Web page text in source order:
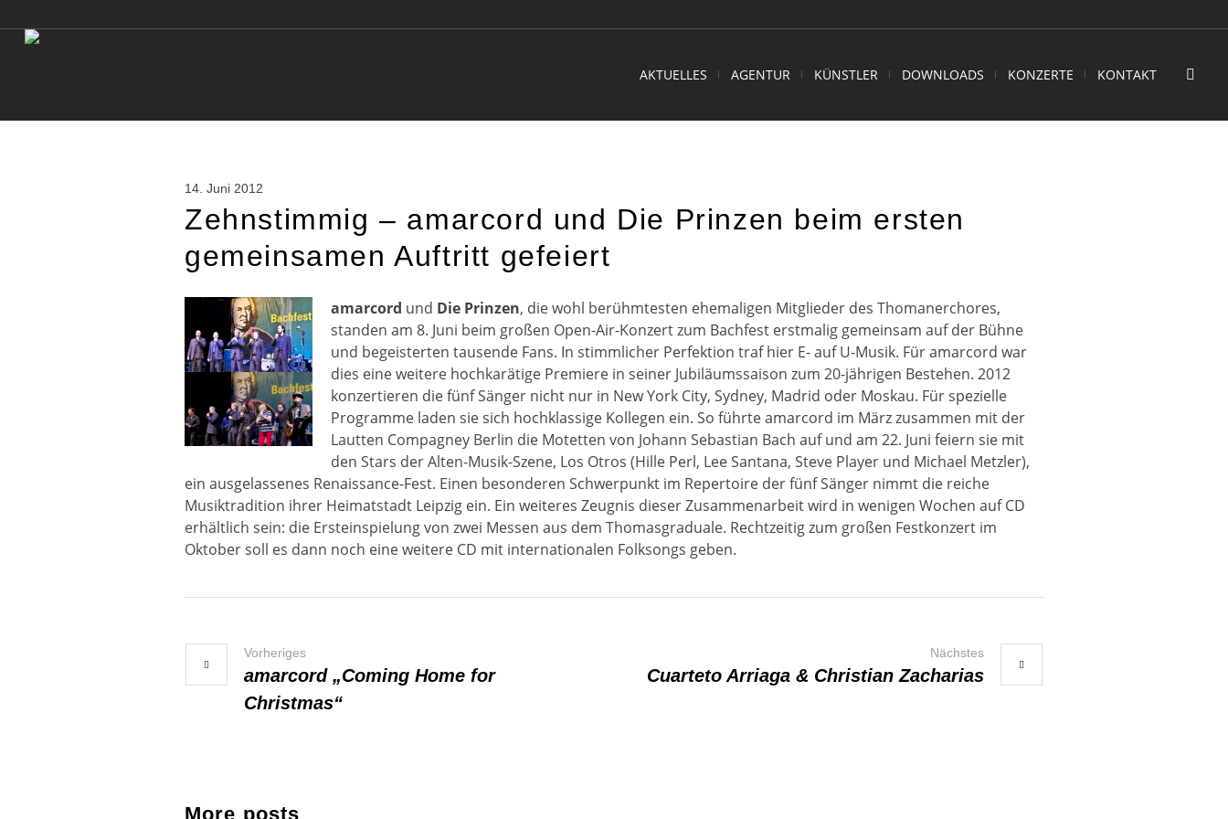
AKTUELLES AGENTUR KÜNSTLER DOWNLOADS KONZERTE KONTAKT
14. Juni 2012
Zehnstimmig – amarcord und Die Prinzen beim ersten
gemeinsamen Auftritt gefeiert
amarcord und Die Prinzen, die wohl berühmtesten ehemaligen Mitglieder des Thomanerchores,
standen am 8. Juni beim großen Open-Air-Konzert zum Bachfest erstmalig gemeinsam auf der Bühne
und begeisterten tausende Fans. In stimmlicher Perfektion traf hier E- auf U-Musik. Für amarcord war
dies eine weitere hochkarätige Premiere in seiner Jubiläumssaison zum 20-jährigen Bestehen. 2012
konzertieren die fünf Sänger nicht nur in New York City, Sydney, Madrid oder Moskau. Für spezielle
Programme laden sie sich hochklassige Kollegen ein. So führte amarcord im März zusammen mit der
Lautten Compagney Berlin die Motetten von Johann Sebastian Bach auf und am 22. Juni feiern sie mit
den Stars der Alten-Musik-Szene, Los Otros (Hille Perl, Lee Santana, Steve Player und Michael Metzler),
ein ausgelassenes Renaissance-Fest. Einen besonderen Schwerpunkt im Repertoire der fünf Sänger nimmt die reiche
Musiktradition ihrer Heimatstadt Leipzig ein. Ein weiteres Zeugnis dieser Zusammenarbeit wird in wenigen Wochen auf CD
erhältlich sein: die Ersteinspielung von zwei Messen aus dem Thomasgraduale. Rechtzeitig zum großen Festkonzert im
Oktober soll es dann noch eine weitere CD mit internationalen Folksongs geben.
Vorheriges
amarcord „Coming Home for
Christmas“
Nächstes
Cuarteto Arriaga & Christian Zacharias
More posts